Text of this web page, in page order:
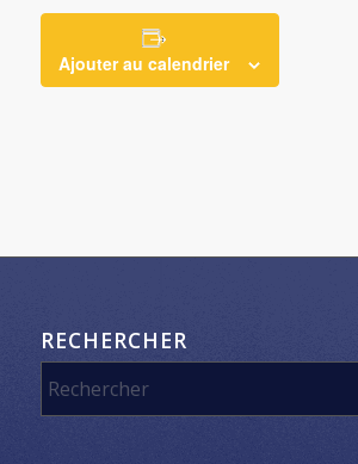
Ajouter au calendrier
RECHERCHER